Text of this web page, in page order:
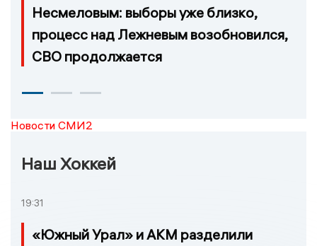
Несмеловым: выборы уже близко,
процесс над Лежневым возобновился,
СВО продолжается
Новости СМИ2
Наш Хоккей
19:31
«Южный Урал» и АКМ разделили